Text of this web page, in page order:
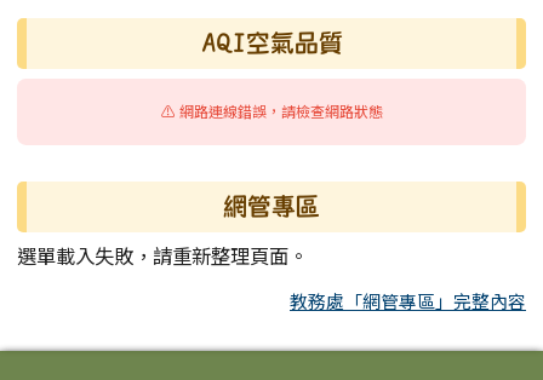
AQI空氣品質
⚠️ 網路連線錯誤，請檢查網路狀態
網管專區
選單載入失敗，請重新整理頁面。
教務處「網管專區」完整內容